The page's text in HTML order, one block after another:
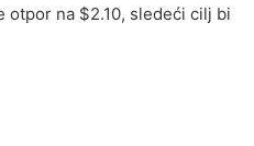
otpor na $2.10, sledeći cilj bi